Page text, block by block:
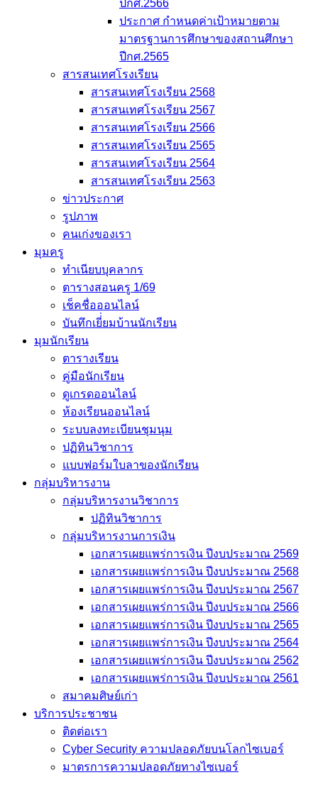
ปีกศ.2566
ประกาศ กำหนดค่าเป้าหมายตาม
มาตรฐานการศึกษาของสถานศึกษา
ปีกศ.2565
สารสนเทศโรงเรียน
สารสนเทศโรงเรียน 2568
สารสนเทศโรงเรียน 2567
สารสนเทศโรงเรียน 2566
สารสนเทศโรงเรียน 2565
สารสนเทศโรงเรียน 2564
สารสนเทศโรงเรียน 2563
ข่าวประกาศ
รูปภาพ
คนเก่งของเรา
มุมครู
ทำเนียบบุคลากร
ตารางสอนครู 1/69
เช็คชื่อออนไลน์
บันทึกเยี่่ยมบ้านนักเรียน
มุมนักเรียน
ตารางเรียน
คู่มือนักเรียน
ดูเกรดออนไลน์
ห้องเรียนออนไลน์
ระบบลงทะเบียนชุมนุม
ปฏิทินวิชาการ
แบบฟอร์มใบลาของนักเรียน
กลุ่มบริหารงาน
กลุ่มบริหารงานวิชาการ
ปฏิทินวิชาการ
กลุ่มบริหารงานการเงิน
เอกสารเผยแพร่การเงิน ปีงบประมาณ 2569
เอกสารเผยแพร่การเงิน ปีงบประมาณ 2568
เอกสารเผยแพร่การเงิน ปีงบประมาณ 2567
เอกสารเผยแพร่การเงิน ปีงบประมาณ 2566
เอกสารเผยแพร่การเงิน ปีงบประมาณ 2565
เอกสารเผยแพร่การเงิน ปีงบประมาณ 2564
เอกสารเผยแพร่การเงิน ปีงบประมาณ 2562
เอกสารเผยแพร่การเงิน ปีงบประมาณ 2561
สมาคมศิษย์เก่า
บริการประชาชน
ติดต่อเรา
Cyber Security ความปลอดภัยบนโลกไซเบอร์
มาตรการความปลอดภัยทางไซเบอร์